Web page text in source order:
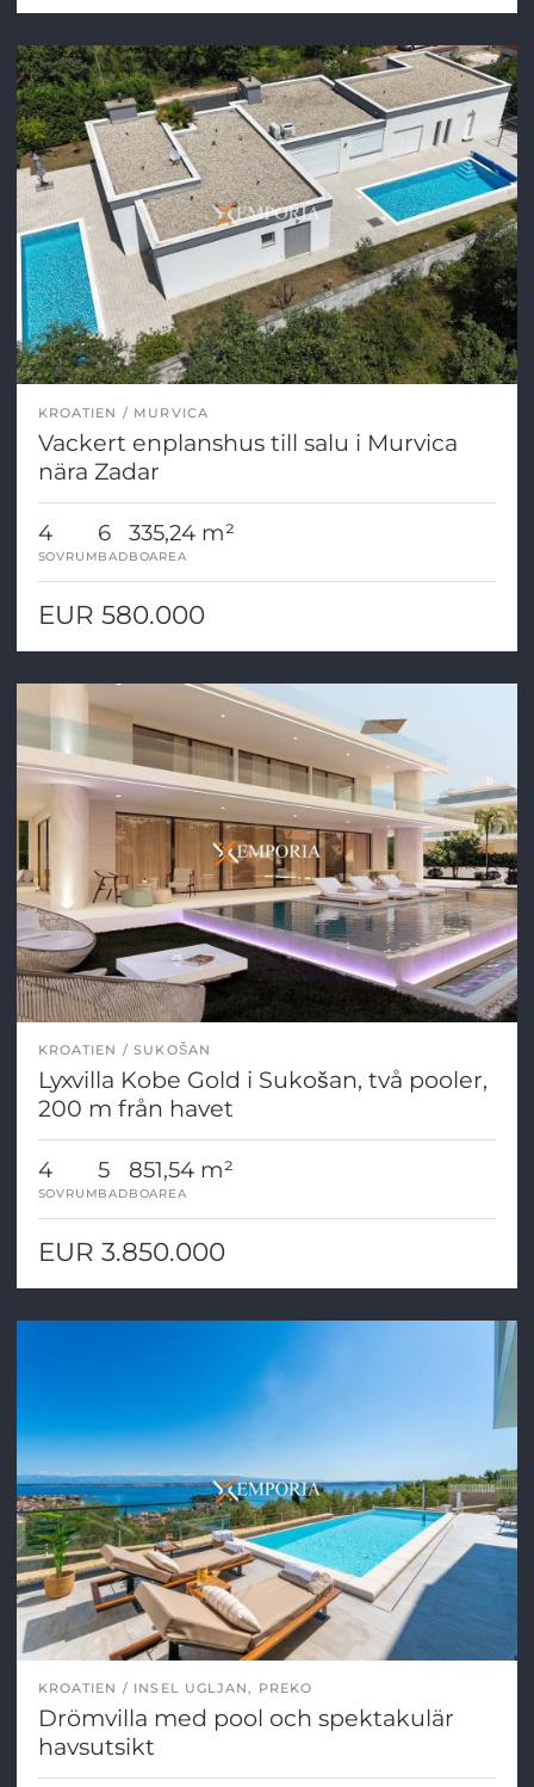
KROATIEN MURVICA
Vackert enplanshus till salu i Murvica
nära Zadar
4
SOVRUM
6
BAD
335,24 m²
BOAREA
EUR 580.000
KROATIEN SUKOŠAN
Lyxvilla Kobe Gold i Sukošan, två pooler,
200 m från havet
4
SOVRUM
5
BAD
851,54 m²
BOAREA
EUR 3.850.000
KROATIEN INSEL UGLJAN, PREKO
Drömvilla med pool och spektakulär
havsutsikt